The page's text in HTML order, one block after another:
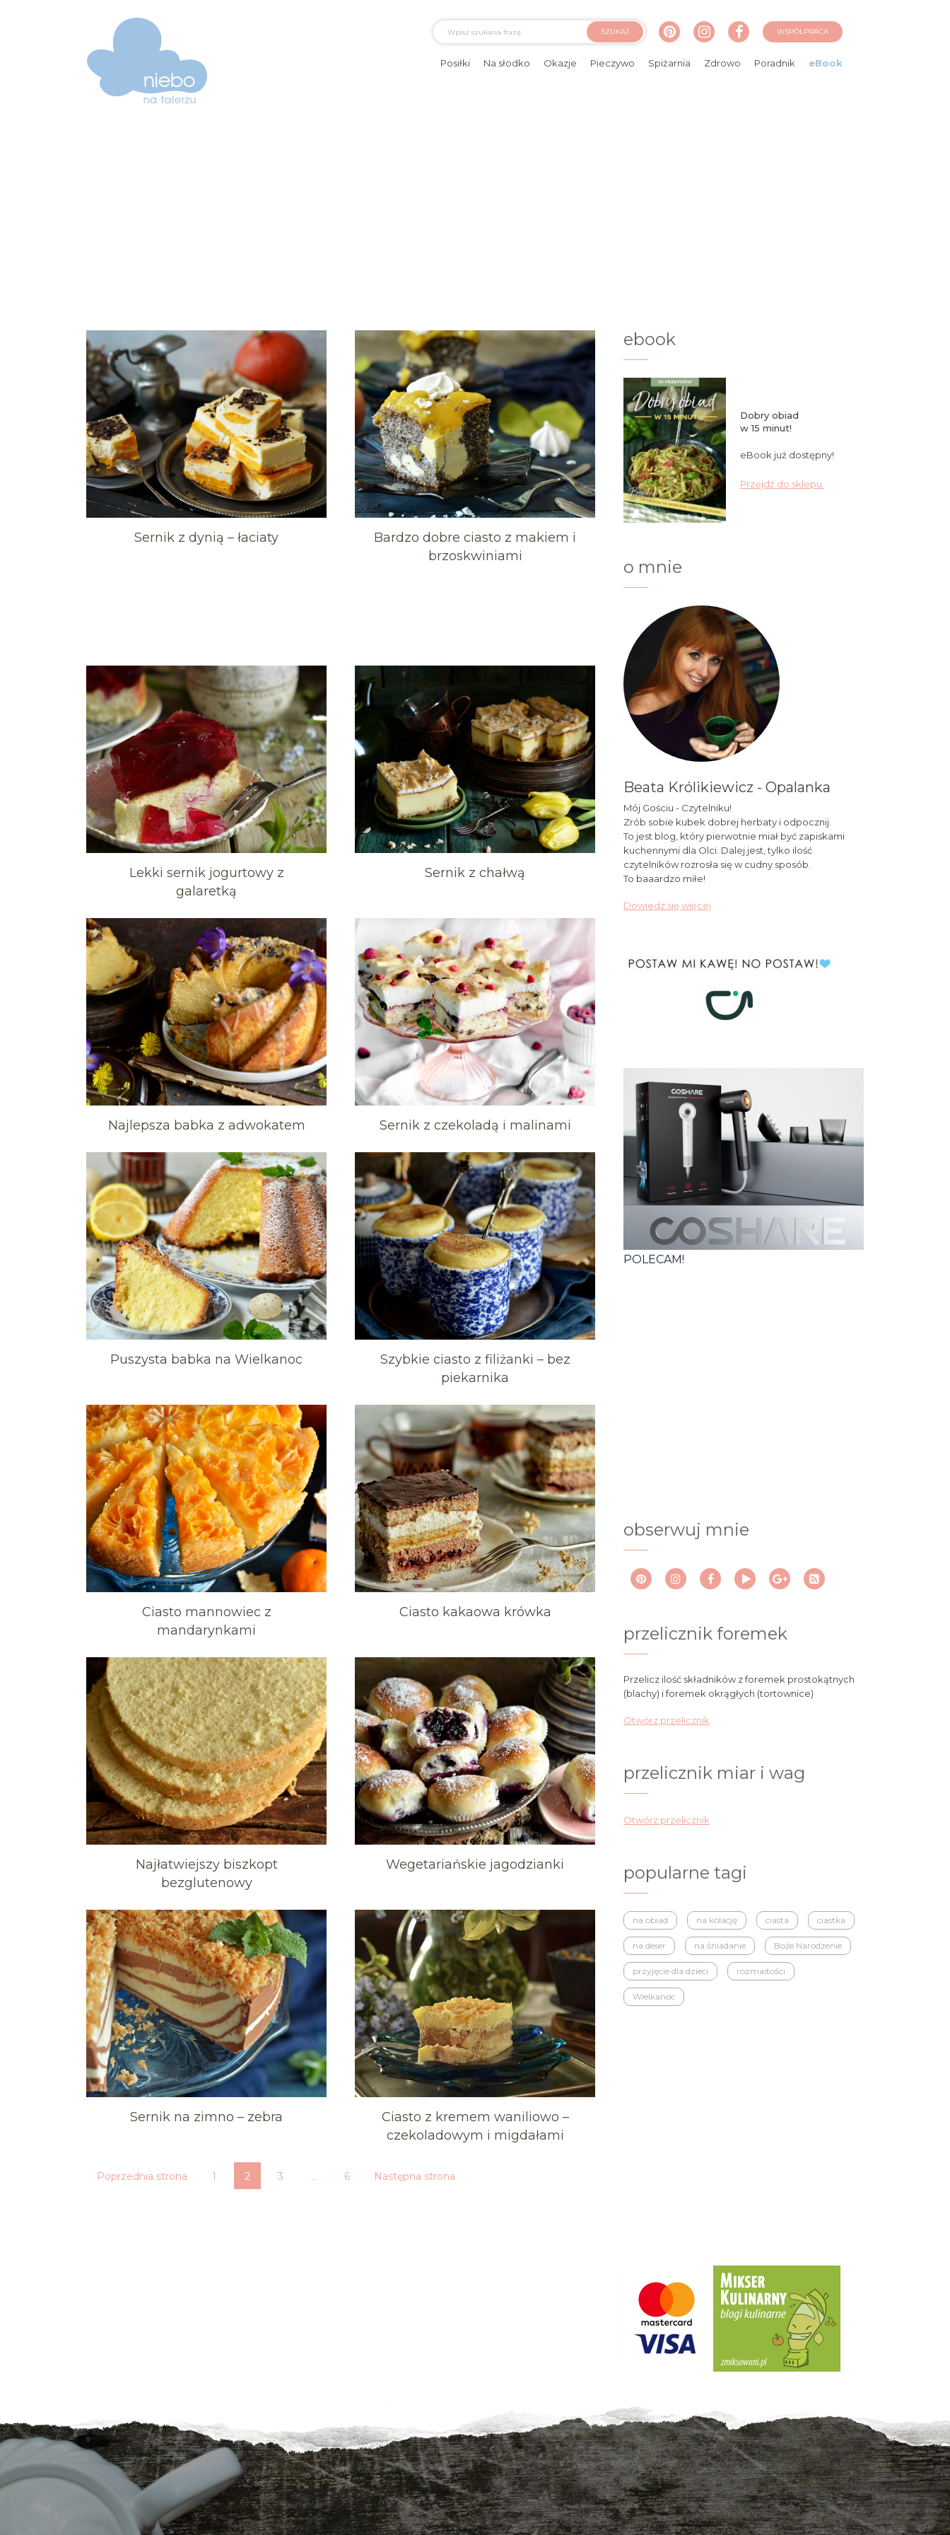
SZUKAJ WSPÓŁPRACA
Posiłki Na słodko Okazje Pieczywo Spiżarnia Zdrowo Poradnik eBook
Sernik z dynią – łaciaty
Bardzo dobre ciasto z makiem i
brzoskwiniami
Lekki sernik jogurtowy z
galaretką
Sernik z chałwą
Najlepsza babka z adwokatem Sernik z czekoladą i malinami
Puszysta babka na Wielkanoc
Szybkie ciasto z filiżanki – bez
piekarnika
Ciasto mannowiec z
mandarynkami
Ciasto kakaowa krówka
Najłatwiejszy biszkopt
bezglutenowy
Wegetariańskie jagodzianki
Sernik na zimno – zebra
Ciasto z kremem waniliowo –
czekoladowym i migdałami
Poprzednia strona 1 2 3 … 6 Następna strona
ebook
Dobry obiad
w 15 minut!
eBook już dostępny!
Przejdź do sklepu.
o mnie
Beata Królikiewicz - Opalanka
Mój Gościu - Czytelniku!
Zrób sobie kubek dobrej herbaty i odpocznij.
To jest blog, który pierwotnie miał być zapiskami
kuchennymi dla Olci. Dalej jest, tylko ilość
czytelników rozrosła się w cudny sposób.
To baaardzo miłe!
Dowiedz się więcej
POLECAM!
obserwuj mnie
przelicznik foremek
Przelicz ilość składników z foremek prostokątnych
(blachy) i foremek okrągłych (tortownice)
Otwórz przelicznik
przelicznik miar i wag
Otwórz przelicznik
popularne tagi
na obiad na kolację ciasta ciastka
na deser na śniadanie Boże Narodzenie
przyjęcie dla dzieci rozmaitości
Wielkanoc